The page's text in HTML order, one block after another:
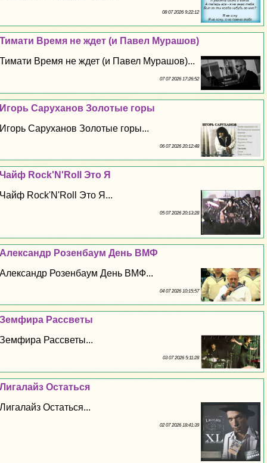
08 07 2026 9:22:12
Тимати Время не ждет (и Павел Мурашов)
Тимати Время не ждет (и Павел Мурашов)...
07 07 2026 17:26:52
Игорь Саруханов Золотые горы
Игорь Саруханов Золотые горы...
06 07 2026 20:12:48
Чайф Rock'N'Roll Это Я
Чайф Rock'N'Roll Это Я...
05 07 2026 20:13:28
Александр Розенбаум День ВМФ
Александр Розенбаум День ВМФ...
04 07 2026 10:15:57
Земфира Рассветы
Земфира Рассветы...
03 07 2026 5:11:28
Лигалайз Остаться
Лигалайз Остаться...
02 07 2026 18:41:39